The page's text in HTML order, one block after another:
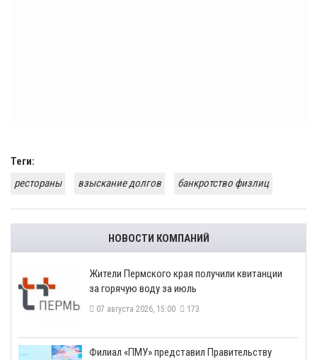
Теги:
рестораны
взыскание долгов банкротство физлиц
НОВОСТИ КОМПАНИЙ
​Жители Пермского края получили квитанции
за горячую воду за июль
07 августа 2026, 15:00 173
​Филиал «ПМУ» представил Правительству